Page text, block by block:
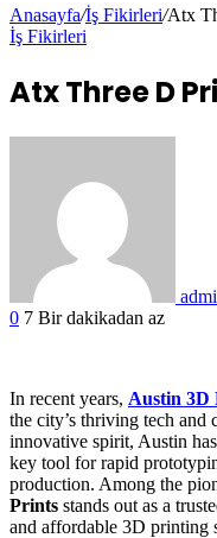
Anasayfa/İş Fikirleri/Atx
İş Fikirleri
Atx Three D
0 7 Bir dakikadan az
In recent years, Austin 3D
the city’s thriving tech
innovative spirit, Austin
key tool for rapid
production. Among the
Prints stands out as a
and affordable 3D printing